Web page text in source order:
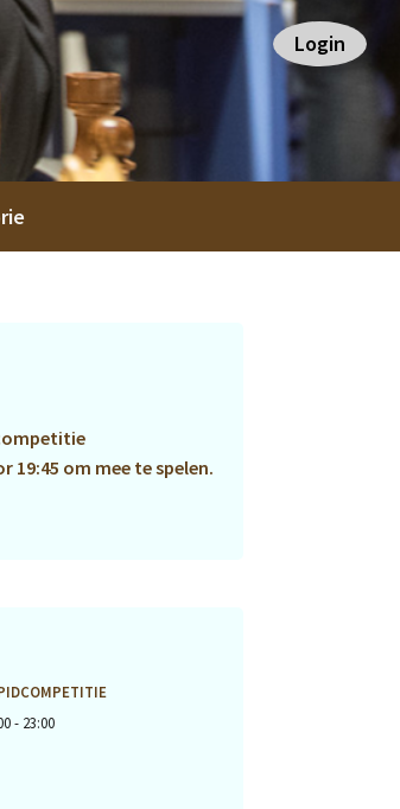
Login
19:45 om mee te spelen.
- 23:00